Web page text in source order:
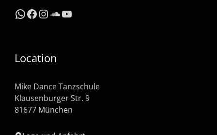
WhatsApp
Facebook
Instagram
SoundCloud
YouTube
Location
Mike Dance Tanzschule
Klausenburger Str. 9
81677 München